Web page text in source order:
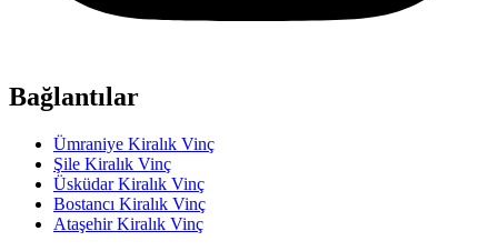
Bağlantılar
Ümraniye Kiralık Vinç
Şile Kiralık Vinç
Üsküdar Kiralık Vinç
Bostancı Kiralık Vinç
Ataşehir Kiralık Vinç